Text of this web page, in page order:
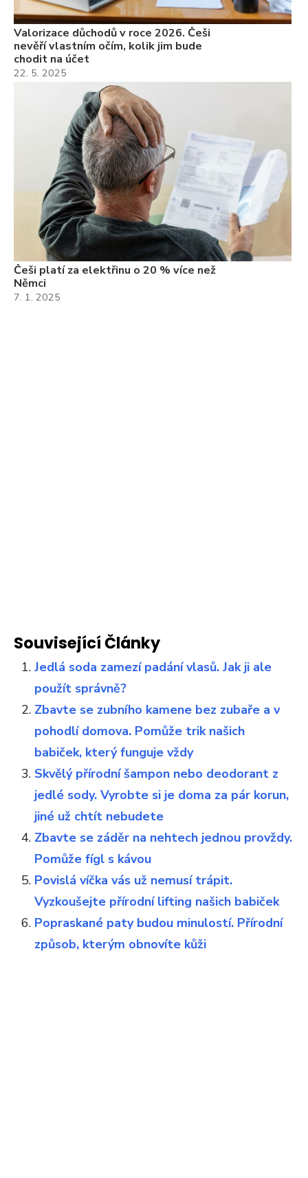
Valorizace důchodů v roce 2026. Češi
nevěří vlastním očím, kolik jim bude
chodit na účet
22. 5. 2025
Češi platí za elektřinu o 20 % více než
Němci
7. 1. 2025
Související Články
Jedlá soda zamezí padání vlasů. Jak ji ale
použít správně?
Zbavte se zubního kamene bez zubaře a v
pohodlí domova. Pomůže trik našich
babiček, který funguje vždy
Skvělý přírodní šampon nebo deodorant z
jedlé sody. Vyrobte si je doma za pár korun,
jiné už chtít nebudete
Zbavte se záděr na nehtech jednou provždy.
Pomůže fígl s kávou
Povislá víčka vás už nemusí trápit.
Vyzkoušejte přírodní lifting našich babiček
Popraskané paty budou minulostí. Přírodní
způsob, kterým obnovíte kůži